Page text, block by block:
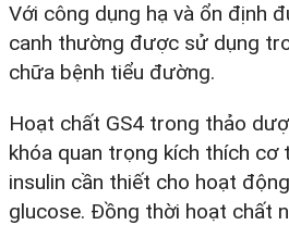
Với công dụng hạ và ổn định
canh thường được sử dụng
chữa bệnh tiểu đường.
Hoạt chất GS4 trong thảo
khóa quan trọng kích thích cơ
insulin cần thiết cho hoạt
glucose. Đồng thời hoạt chất